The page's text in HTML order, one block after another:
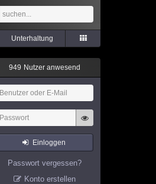
Unterhaltung
949 Nutzer anwesend
Einloggen
Passwort vergessen?
Konto erstellen